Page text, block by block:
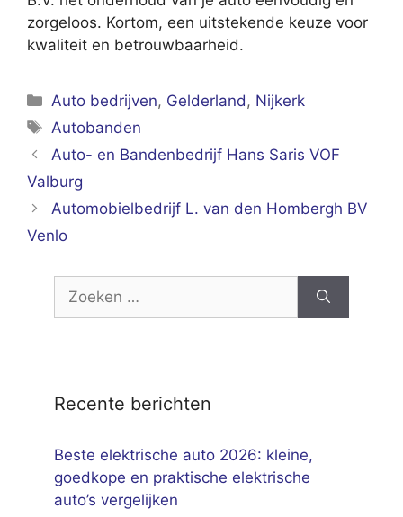
zorgeloos. Kortom, een uitstekende keuze voor
kwaliteit en betrouwbaarheid.
Categorieën
Auto bedrijven, Gelderland , Nijkerk
Tags
Autobanden
Auto- en Bandenbedrijf Hans Saris VOF
Valburg
Automobielbedrijf L. van den Hombergh BV
Venlo
naar:
Recente berichten
Beste elektrische auto 2026: kleine,
goedkope en praktische elektrische
auto’s vergelijken